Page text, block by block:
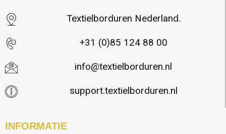
Textielborduren Nederland.
+31 (0)85 124 88 00
info@textielborduren.nl
support.textielborduren.nl
INFORMATIE